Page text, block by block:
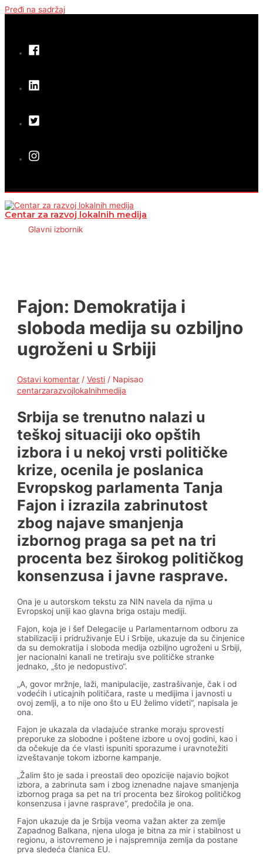
Pređi na sadržaj
Centar za razvoj lokalnih medija
Glavni izbornik
Fajon: Demokratija i
sloboda medija su ozbiljno
ugroženi u Srbiji
Ostavi komentar /Vesti / Napisao
centarzarazvojlokalnihmedija
Srbija se trenutno nalazi u
teškoj situaciji oko opštih
izbora i u nekoj vrsti političke
krize, ocenila je poslanica
Evropskog parlamenta Tanja
Fajon i izrazila zabrinutost
zbog najave smanjenja
izbornog praga sa pet na tri
procenta bez širokog političkog
konsenzusa i javne rasprave.
Ona je u autorskom tekstu za NIN navela da njima u
Evropskoj uniji kao glavna briga ostaju mediji.
Fajon, koja je i šef Delegacije u Parlamentarnom odboru za
stabilizaciji i pridruživanje EU i Srbije, ukazuje da su činjenice
da su demokratija i sloboda medija ozbiljno ugroženi u Srbiji,
jer nacionalni kanali ne tretiraju sve političke stranke
jednako, „što je nedopustivo“.
„A, govor mržnje, laži, manipulacije, zastrašivanje, čak i od
vodećih i uticajnih političara, raste u medijima i javnosti u
ovoj zemlji, a to nije ono što u EU želimo videti“, napisala je
ona.
Fajon je ukazala da vladajuće stranke moraju sprovesti
preporuke za slobodne i poštene izbore u ovoj godini, kao i
da očekuje da će vlasti ispuniti sporazume i uravnotežiti
izveštavanje tokom izborne kampanje.
„Žalim što je sada i preostali deo opozicije najavio bojkot
izbora, a zabrinuta sam i zbog iznenadne najave smanjenja
izbornog praga sa pet na tri procenta bez širokog političkog
konsenzusa i javne rasprave“, predočila je ona.
Fajon ukazuje da je Srbija veoma važan akter za zemlje
Zapadnog Balkana, njena uloga je bitna za mir i stabilnost u
regionu, a istovremeno je i najspremnija zemlja da postane
prva sledeća članica EU.